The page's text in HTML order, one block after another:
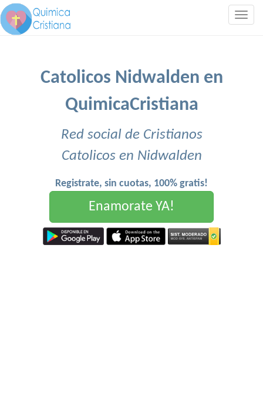
Catolicos Nidwalden en
QuimicaCristiana
Red social de Cristianos
Catolicos en Nidwalden
Registrate, sin cuotas, 100% gratis!
Enamorate YA!